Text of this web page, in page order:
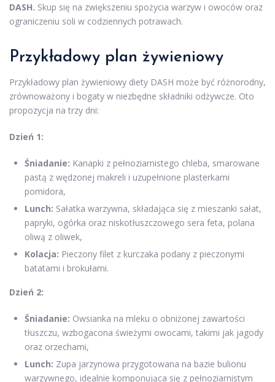
DASH. Skup się na zwiększeniu spożycia warzyw i owoców oraz
ograniczeniu soli w codziennych potrawach.
Przykładowy plan żywieniowy
Przykładowy plan żywieniowy diety DASH może być różnorodny,
zrównoważony i bogaty w niezbędne składniki odżywcze. Oto
propozycja na trzy dni:
Dzień 1:
Śniadanie: Kanapki z pełnoziarnistego chleba, smarowane
pastą z wędzonej makreli i uzupełnione plasterkami
pomidora,
Lunch: Sałatka warzywna, składająca się z mieszanki sałat,
papryki, ogórka oraz niskotłuszczowego sera feta, polana
oliwą z oliwek,
Kolacja: Pieczony filet z kurczaka podany z pieczonymi
batatami i brokułami.
Dzień 2:
Śniadanie: Owsianka na mleku o obniżonej zawartości
tłuszczu, wzbogacona świeżymi owocami, takimi jak jagody
oraz orzechami,
Lunch: Zupa jarzynowa przygotowana na bazie bulionu
warzywnego, idealnie komponująca się z pełnoziarnistym